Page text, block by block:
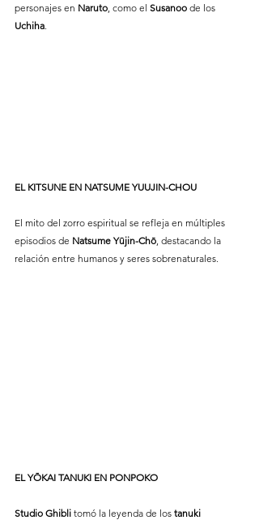
personajes en Naruto , como el Susanoo de los
Uchiha
EL KITSUNE EN NATSUME YUUJIN-CHOU
El mito del zorro espiritual se refleja en múltiples
episodios de Natsume Yūjin-Chō, destacando la
relación entre humanos y seres sobrenaturales.
EL YŌKAI TANUKI EN PONPOKO
Studio Ghibli tomó la leyenda de los tanuki